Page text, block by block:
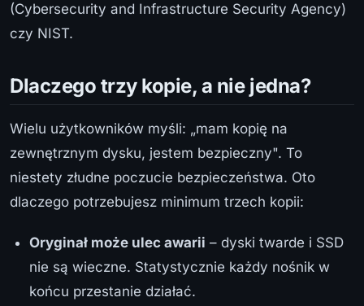
(Cybersecurity and Infrastructure Security Agency)
czy NIST.
Dlaczego trzy kopie, a nie jedna?
Wielu użytkowników myśli: „mam kopię na
zewnętrznym dysku, jestem bezpieczny". To
niestety złudne poczucie bezpieczeństwa. Oto
dlaczego potrzebujesz minimum trzech kopii:
Oryginał może ulec awarii – dyski twarde i SSD
nie są wieczne. Statystycznie każdy nośnik w
końcu przestanie działać.